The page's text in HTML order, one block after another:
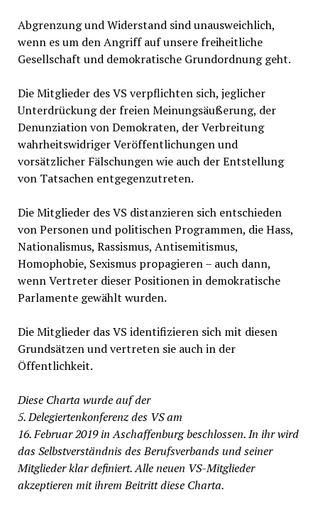
Abgrenzung und Widerstand sind unausweichlich,
wenn es um den Angriff auf unsere freiheitliche
Gesellschaft und demokratische Grundordnung geht.
Die Mitglieder des VS verpflichten sich, jeglicher
Unterdrückung der freien Meinungsäußerung, der
Denunziation von Demokraten, der Verbreitung
wahrheitswidriger Veröffentlichungen und
vorsätzlicher Fälschungen wie auch der Entstellung
von Tatsachen entgegenzutreten.
Die Mitglieder des VS distanzieren sich entschieden
von Personen und politischen Programmen, die Hass,
Nationalismus, Rassismus, Antisemitismus,
Homophobie, Sexismus propagieren – auch dann,
wenn Vertreter dieser Positionen in demokratische
Parlamente gewählt wurden.
Die Mitglieder das VS identifizieren sich mit diesen
Grundsätzen und vertreten sie auch in der
Öffentlichkeit.
Diese Charta wurde auf der
5. Delegiertenkonferenz des VS am
16. Februar 2019 in Aschaffenburg beschlossen. In ihr wird
das Selbstverständnis des Berufsverbands und seiner
Mitglieder klar definiert. Alle neuen VS-Mitglieder
akzeptieren mit ihrem Beitritt diese Charta.